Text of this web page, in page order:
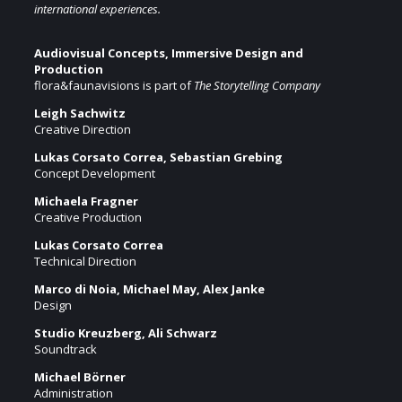
international experiences.
Audiovisual Concepts, Immersive Design and
Production
flora&faunavisions is part ofThe Storytelling Company
Leigh Sachwitz
Creative Direction
Lukas Corsato Correa, Sebastian Grebing
Concept Development
Michaela Fragner
Creative Production
Lukas Corsato Correa
Technical Direction
Marco di Noia, Michael May, Alex Janke
Design
Studio Kreuzberg, Ali Schwarz
Soundtrack
Michael Börner
Administration